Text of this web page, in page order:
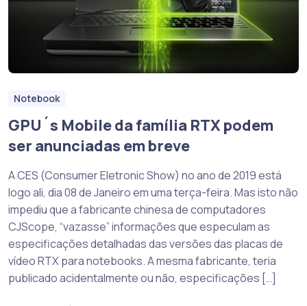
Notebook
GPU´s Mobile da família RTX podem
ser anunciadas em breve
A CES (Consumer Eletronic Show) no ano de 2019 está
logo ali, dia 08 de Janeiro em uma terça-feira. Mas isto não
impediu que a fabricante chinesa de computadores
CJScope, “vazasse” informações que especulam as
especificações detalhadas das versões das placas de
vídeo RTX para notebooks. A mesma fabricante, teria
publicado acidentalmente ou não, especificações […]